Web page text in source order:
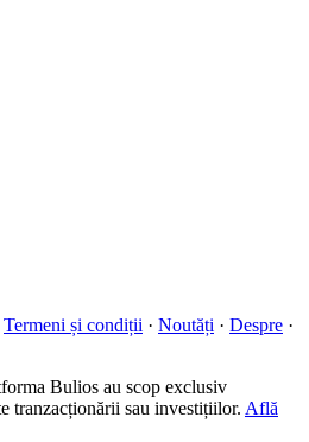
Termeni și condiții · Noutăți · Despre ·
Bulios au scop exclusiv
tranzacționării sau investițiilor. Află